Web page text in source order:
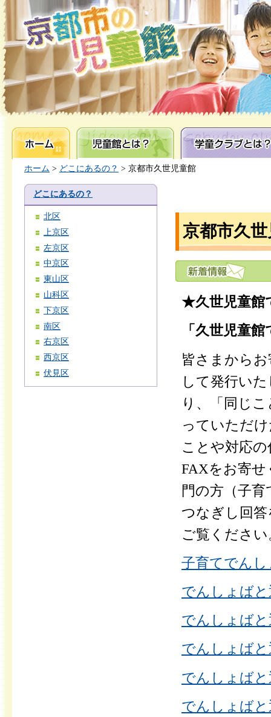
ホーム 児童館とは？ 学童クラブとは？
ホーム > どこにあるの？ > 京都市久世児童館
どこにあるの？
北区
上京区
左京区
中京区
東山区
山科区
下京区
南区
右京区
西京区
伏見区
京都市久
★久世児童館
「久世児童
皆さまから
して発行い
り、「同じ
っていただ
ことや対応
FAXをお寄
門の方（子
つなぎし回
ご覧くださ
子育てでんし
でんしょばと
でんしょばと
でんしょばと
でんしょばと
でんしょばと